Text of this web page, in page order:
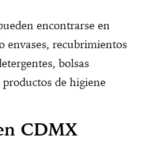
encontrarse en
envases, recubrimientos
bolsas
de higiene
CDMX